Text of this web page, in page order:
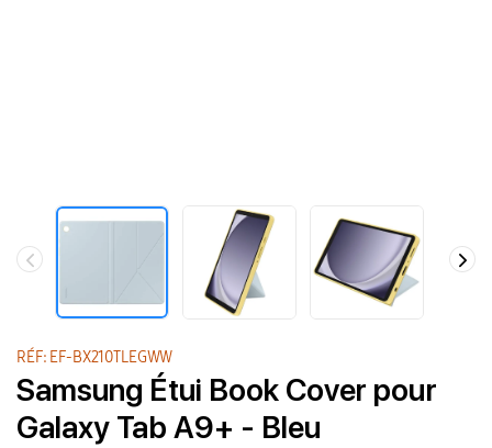
RÉF: EF-BX210TLEGWW
Samsung Étui Book Cover pour
Galaxy Tab A9+ - Bleu